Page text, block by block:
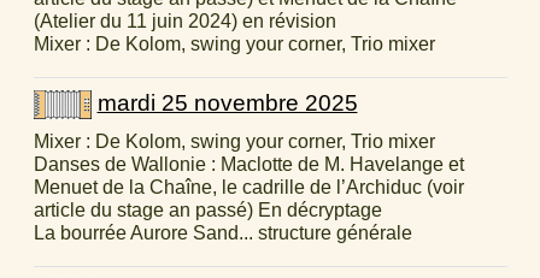
(Atelier du 11 juin 2024) en révision
Mixer : De Kolom, swing your corner, Trio mixer
mardi 25 novembre 2025
Mixer : De Kolom, swing your corner, Trio mixer
Danses de Wallonie : Maclotte de M. Havelange et
Menuet de la Chaîne, le cadrille de l’Archiduc (voir
article du stage an passé) En décryptage
La bourrée Aurore Sand... structure générale